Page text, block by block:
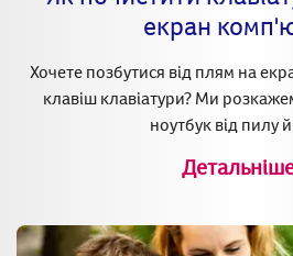
екран
Хочете позбутися від плям на
клавіш клавіатури? Ми
ноутбук від пилу